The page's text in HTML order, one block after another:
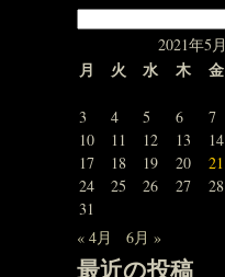
2021年5月
月 火 水 木 金
3
4 5 6 7
10
11 12 13 14
17
18 19 20 21
24
25 26 27 28
31
« 4月
6月 »
最近の投稿